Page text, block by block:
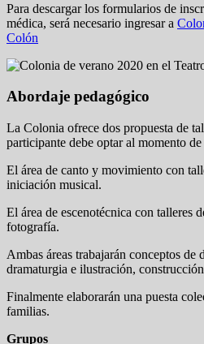
Para descargar los formularios de
médica, será necesario ingresar a
Colón
Abordaje pedagógico
La Colonia ofrece dos propuesta de
participante debe optar al momento
El área de canto y movimiento con
iniciación musical.
El área de escenotécnica con talleres
fotografía.
Ambas áreas trabajarán conceptos de
dramaturgia e ilustración,
Finalmente elaborarán una puesta
familias.
Grupos